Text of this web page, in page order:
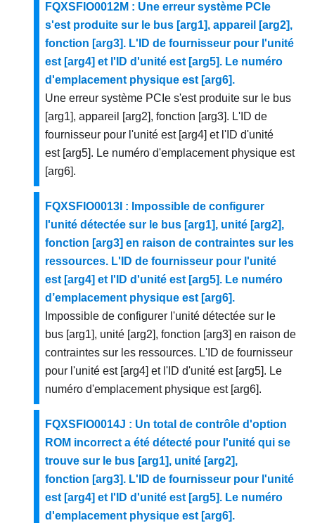
FQXSFIO0012M : Une erreur système PCIe
s'est produite sur le bus [arg1], appareil [arg2],
fonction [arg3]. L'ID de fournisseur pour l'unité
est [arg4] et l'ID d'unité est [arg5]. Le numéro
d'emplacement physique est [arg6].
Une erreur système PCIe s'est produite sur le bus
[arg1], appareil [arg2], fonction [arg3]. L'ID de
fournisseur pour l'unité est [arg4] et l'ID d'unité
est [arg5]. Le numéro d'emplacement physique est
[arg6].
FQXSFIO0013I : Impossible de configurer
l'unité détectée sur le bus [arg1], unité [arg2],
fonction [arg3] en raison de contraintes sur les
ressources. L'ID de fournisseur pour l'unité
est [arg4] et l'ID d'unité est [arg5]. Le numéro
d’emplacement physique est [arg6].
Impossible de configurer l'unité détectée sur le
bus [arg1], unité [arg2], fonction [arg3] en raison de
contraintes sur les ressources. L'ID de fournisseur
pour l'unité est [arg4] et l'ID d'unité est [arg5]. Le
numéro d'emplacement physique est [arg6].
FQXSFIO0014J : Un total de contrôle d'option
ROM incorrect a été détecté pour l'unité qui se
trouve sur le bus [arg1], unité [arg2],
fonction [arg3]. L'ID de fournisseur pour l'unité
est [arg4] et l'ID d'unité est [arg5]. Le numéro
d'emplacement physique est [arg6].